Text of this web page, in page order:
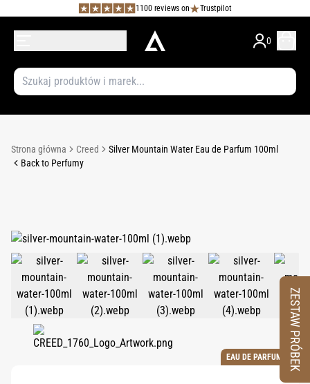
1100 reviews on Trustpilot
0
Strona główna Creed
Silver Mountain Water Eau de Parfum 100ml
Back to Perfumy
EAU DE PARFUM ZESTAW PRÓBEK